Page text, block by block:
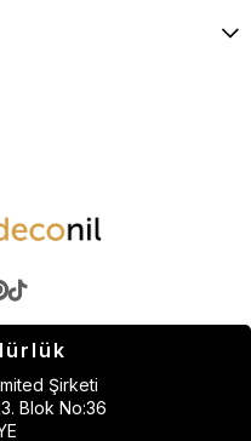
Şirketi
Blok No:36